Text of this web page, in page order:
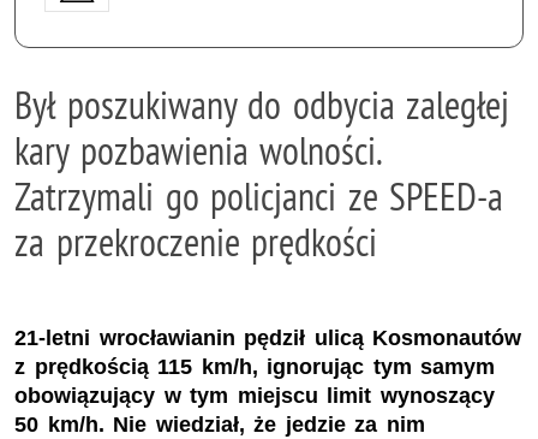
Był poszukiwany do odbycia zaległej
kary pozbawienia wolności.
Zatrzymali go policjanci ze SPEED-a
za przekroczenie prędkości
21-letni wrocławianin pędził ulicą Kosmonautów
z prędkością 115 km/h, ignorując tym samym
obowiązujący w tym miejscu limit wynoszący
50 km/h. Nie wiedział, że jedzie za nim